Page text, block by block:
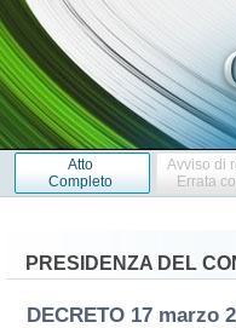
Atto
Completo
Avviso di
Errata
PRESIDENZA DEL
DECRETO 17 marzo